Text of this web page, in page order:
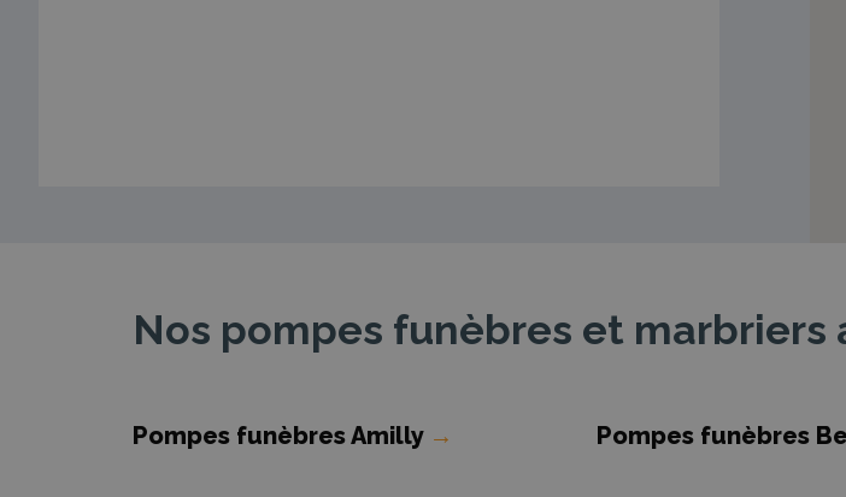
Nos pompes funèbres et
Pompes funèbres Amilly → Pompes funèbres